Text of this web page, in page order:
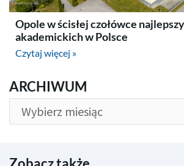
Opole w ścisłej czołówce
akademickich w Polsce
Czytaj więcej »
ARCHIWUM
ARCHIWUM